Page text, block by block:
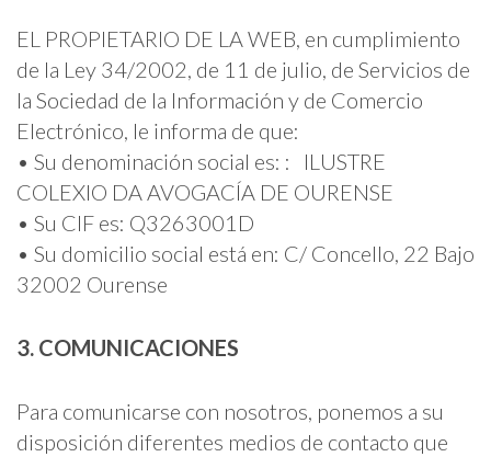
EL PROPIETARIO DE LA WEB, en cumplimiento
de la Ley 34/2002, de 11 de julio, de Servicios de
la Sociedad de la Información y de Comercio
Electrónico, le informa de que:
• Su denominación social es: : ILUSTRE
COLEXIO DA AVOGACÍA DE OURENSE
• Su CIF es: Q3263001D
• Su domicilio social está en: C/ Concello, 22 Bajo
32002 Ourense
3. COMUNICACIONES
Para comunicarse con nosotros, ponemos a su
disposición diferentes medios de contacto que